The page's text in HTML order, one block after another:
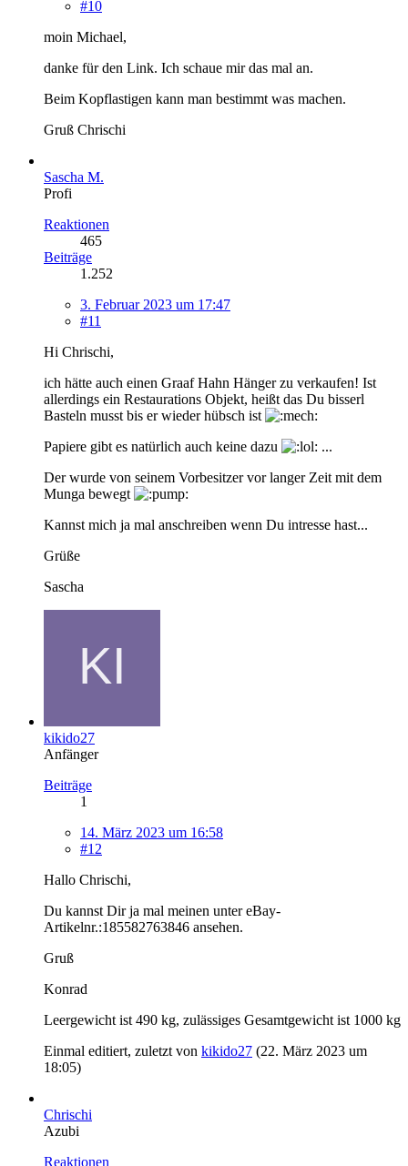
#10
moin Michael,
danke für den Link. Ich schaue mir das mal an.
Beim Kopflastigen kann man bestimmt was machen.
Gruß Chrischi
Sascha M.
Profi
Reaktionen
465
Beiträge
1.252
3. Februar 2023 um 17:47
#11
Hi Chrischi,
ich hätte auch einen Graaf Hahn Hänger zu verkaufen! Ist
allerdings ein Restaurations Objekt, heißt das Du bisserl
Basteln musst bis er wieder hübsch ist
Papiere gibt es natürlich auch keine dazu
...
Der wurde von seinem Vorbesitzer vor langer Zeit mit dem
Munga bewegt
Kannst mich ja mal anschreiben wenn Du intresse hast...
Grüße
Sascha
kikido27
Anfänger
Beiträge
1
14. März 2023 um 16:58
#12
Hallo Chrischi,
Du kannst Dir ja mal meinen unter eBay-
Artikelnr.:185582763846 ansehen.
Gruß
Konrad
Leergewicht ist 490 kg, zulässiges Gesamtgewicht ist 1000 kg
Einmal editiert, zuletzt von kikido27 (22. März 2023 um
18:05)
Chrischi
Azubi
Reaktionen